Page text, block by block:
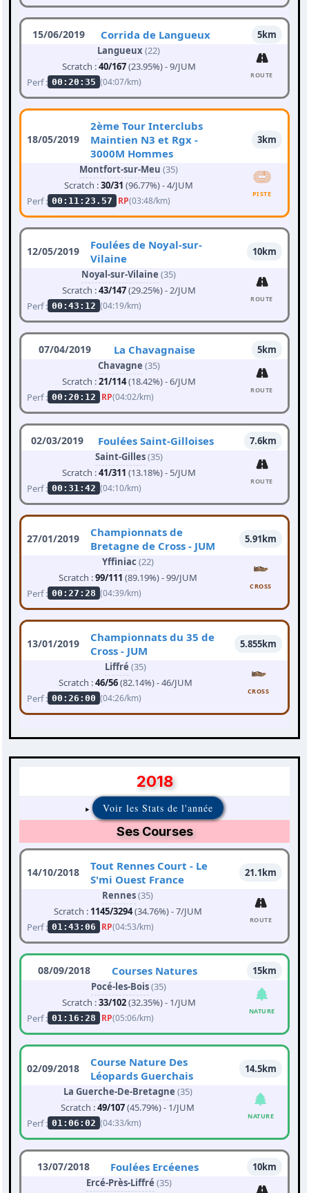
15/06/2019 Corrida de Langueux
5km
Langueux(22)
Scratch :40/167(23.95%) - 9/JUM
Perf : 00:20:35 (04:07/km)
ROUTE
18/05/2019
2ème Tour Interclubs
Maintien N3 et Rgx -
3000M Hommes
3km
Montfort-sur-Meu (35)
Scratch :30/31 (96.77%) - 4/JUM
Perf : 00:11:23.57 RP(03:48/km)
PISTE
12/05/2019
Foulées de Noyal-sur-
Vilaine
10km
Noyal-sur-Vilaine (35)
Scratch :43/147(29.25%) - 2/JUM
Perf : 00:43:12 (04:19/km)
ROUTE
07/04/2019 La Chavagnaise
5km
Chavagne (35)
Scratch :21/114(18.42%) - 6/JUM
Perf : 00:20:12 RP(04:02/km)
ROUTE
02/03/2019 Foulées Saint-Gilloises
7.6km
Saint-Gilles(35)
Scratch :41/311 (13.18%) - 5/JUM
Perf : 00:31:42 (04:10/km)
ROUTE
27/01/2019
Championnats de
Bretagne de Cross - JUM
5.91km
Yffiniac (22)
Scratch :99/111 (89.19%) - 99/JUM
Perf : 00:27:28 (04:39/km)
CROSS
13/01/2019
Championnats du 35 de
Cross - JUM
5.855km
Liffré (35)
Scratch :46/56(82.14%) - 46/JUM
Perf : 00:26:00 (04:26/km)
CROSS
2018
Voir les Stats de l'année
Ses Courses
14/10/2018
Tout Rennes Court - Le
S'mi Ouest France
21.1km
Rennes(35)
Scratch : 1145/3294(34.76%) - 7/JUM
Perf : 01:43:06 RP(04:53/km)
ROUTE
08/09/2018 Courses Natures
15km
Pocé-les-Bois(35)
Scratch :33/102(32.35%) - 1/JUM
Perf : 01:16:28 RP(05:06/km)
NATURE
02/09/2018
Course Nature Des
Léopards Guerchais
14.5km
La Guerche-De-Bretagne (35)
Scratch :49/107(45.79%) - 1/JUM
Perf : 01:06:02 (04:33/km)
NATURE
13/07/2018 Foulées Ercéenes
10km
Ercé-Près-Liffré (35)